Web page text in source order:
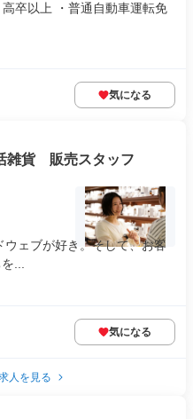
卒以上 ・普通自動車運転免
気になる
雑貨 販売スタッフ
ェブが好き。そして、お客
...
気になる
人を見る